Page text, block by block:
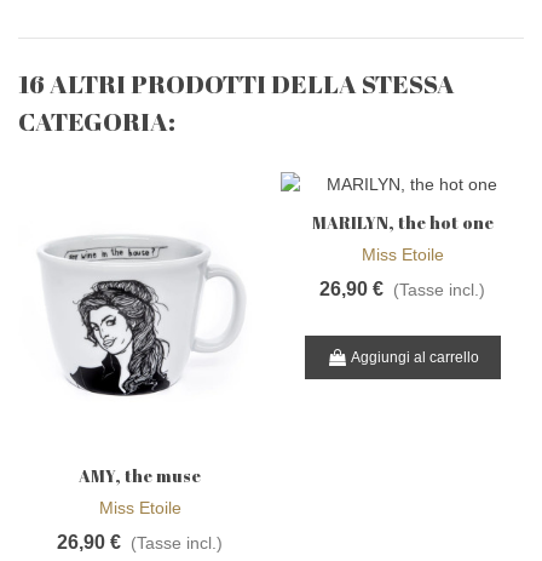
16 ALTRI PRODOTTI DELLA STESSA
CATEGORIA:
AMY, the muse
Miss Etoile
26,90 € (Tasse incl.)
MARILYN, the hot one
Miss Etoile
26,90 € (Tasse incl.)
Aggiungi al carrello